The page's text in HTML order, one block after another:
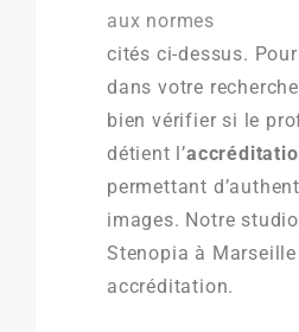
aux normes
cités ci-dessus.
dans votre
bien vérifier si le
détient l’
permettant
images. Notre
Stenopia à
accréditation.